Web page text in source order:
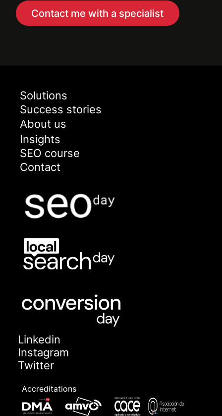
Contact me with a specialist
Solutions
Success stories
About us
Insights
SEO course
Contact
Linkedin
Instagram
Twitter
Accreditations